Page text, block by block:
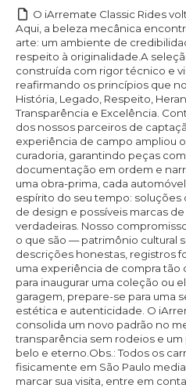
O iArremate Classic Rides
Aqui, a beleza mecânica
arte: um ambiente de
respeito à originalidade.A
construída com rigor técnico e
reafirmando os princípios que
História, Legado, Respeito,
Transparência e Excelência.
dos nossos parceiros de
experiência de campo ampliou
curadoria, garantindo peças
documentação em ordem e
uma obra-prima, cada
espírito do seu tempo:
de design e possíveis marcas
verdadeiras. Nosso
o que são — patrimônio cultural
descrições honestas, registros
uma experiência de compra tão
para inaugurar uma coleção ou
garagem, prepare-se para uma
estética e autenticidade. O
consolida um novo padrão no
transparência sem rodeios e um
belo e eterno.Obs.: Todos os
fisicamente em São Paulo
marcar sua visita, entre em